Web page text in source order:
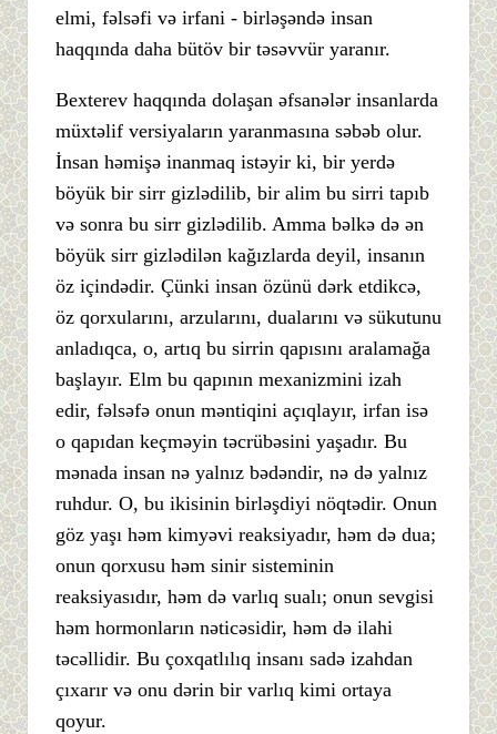
elmi, fəlsəfi və irfani - birləşəndə insan
haqqında daha bütöv bir təsəvvür yaranır.
Bexterev haqqında dolaşan əfsanələr insanlarda
müxtəlif versiyaların yaranmasına səbəb olur.
İnsan həmişə inanmaq istəyir ki, bir yerdə
böyük bir sirr gizlədilib, bir alim bu sirri tapıb
və sonra bu sirr gizlədilib. Amma bəlkə də ən
böyük sirr gizlədilən kağızlarda deyil, insanın
öz içindədir. Çünki insan özünü dərk etdikcə,
öz qorxularını, arzularını, dualarını və sükutunu
anladıqca, o, artıq bu sirrin qapısını aralamağa
başlayır. Elm bu qapının mexanizmini izah
edir, fəlsəfə onun məntiqini açıqlayır, irfan isə
o qapıdan keçməyin təcrübəsini yaşadır. Bu
mənada insan nə yalnız bədəndir, nə də yalnız
ruhdur. O, bu ikisinin birləşdiyi nöqtədir. Onun
göz yaşı həm kimyəvi reaksiyadır, həm də dua;
onun qorxusu həm sinir sisteminin
reaksiyasıdır, həm də varlıq sualı; onun sevgisi
həm hormonların nəticəsidir, həm də ilahi
təcəllidir. Bu çoxqatlılıq insanı sadə izahdan
çıxarır və onu dərin bir varlıq kimi ortaya
qoyur.